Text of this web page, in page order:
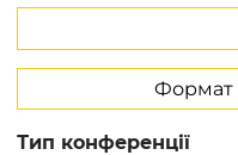
Тип конференції